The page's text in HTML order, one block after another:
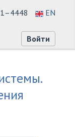
EN
Войти